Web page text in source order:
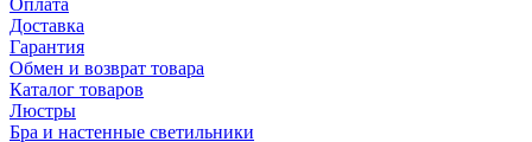
Оплата
Доставка
Гарантия
Обмен и возврат товара
Каталог товаров
Люстры
Бра и настенные светильники